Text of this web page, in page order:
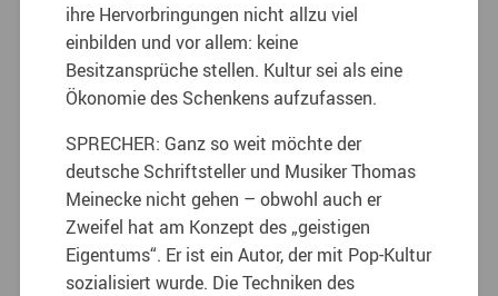
ihre Hervorbringungen nicht allzu viel
einbilden und vor allem: keine
Besitzansprüche stellen. Kultur sei als eine
Ökonomie des Schenkens aufzufassen.
SPRECHER: Ganz so weit möchte der
deutsche Schriftsteller und Musiker Thomas
Meinecke nicht gehen – obwohl auch er
Zweifel hat am Konzept des „geistigen
Eigentums“. Er ist ein Autor, der mit Pop-Kultur
sozialisiert wurde. Die Techniken des